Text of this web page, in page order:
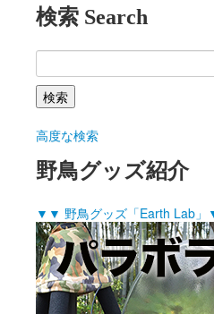
検索 Search
高度な検索
野鳥グッズ紹介
▼▼ 野鳥グッズ「Earth Lab